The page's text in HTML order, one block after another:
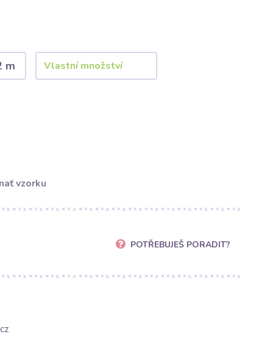
m
vzorku
POTŘEBUJEŠ PORADIT?